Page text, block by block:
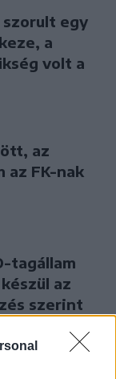
szorult egy
a
volt a
az
az FK-nak
tagállam
az
szerint